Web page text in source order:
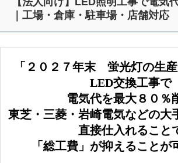
｜工場・倉庫・駐車場・店舗対応
「２０２７年末 蛍光灯の生
LED交換工事で
電気代を最大８０％
東芝・三菱・岩崎電気などの大
直接仕入れること
「総工費」が抑えることが